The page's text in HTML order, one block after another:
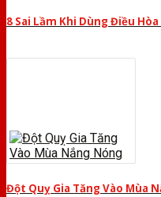
8 Sai Lầm Khi Dùng Điều
Đột Quỵ Gia Tăng Vào Mùa